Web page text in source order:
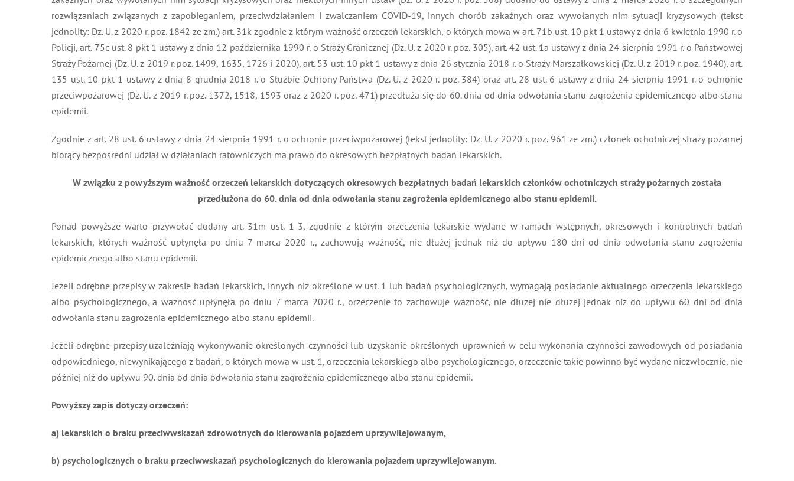
rozwiązaniach związanych z zapobieganiem, przeciwdziałaniem i zwalczaniem COVID-19, innych chorób zakaźnych oraz wywołanych nim sytuacji kryzysowych (tekst
jednolity: Dz. U. z 2020 r. poz. 1842 ze zm.) art. 31k zgodnie z którym ważność orzeczeń lekarskich, o których mowa w art. 71b ust. 10 pkt 1 ustawy z dnia 6 kwietnia 1990 r. o
Policji, art. 75c ust. 8 pkt 1 ustawy z dnia 12 października 1990 r. o Straży Granicznej (Dz. U. z 2020 r. poz. 305), art. 42 ust. 1a ustawy z dnia 24 sierpnia 1991 r. o Państwowej
Straży Pożarnej (Dz. U. z 2019 r. poz. 1499, 1635, 1726 i 2020), art. 53 ust. 10 pkt 1 ustawy z dnia 26 stycznia 2018 r. o Straży Marszałkowskiej (Dz. U. z 2019 r. poz. 1940), art.
135 ust. 10 pkt 1 ustawy z dnia 8 grudnia 2018 r. o Służbie Ochrony Państwa (Dz. U. z 2020 r. poz. 384) oraz art. 28 ust. 6 ustawy z dnia 24 sierpnia 1991 r. o ochronie
przeciwpożarowej (Dz. U. z 2019 r. poz. 1372, 1518, 1593 oraz z 2020 r. poz. 471) przedłuża się do 60. dnia od dnia odwołania stanu zagrożenia epidemicznego albo stanu
epidemii.
Zgodnie z art. 28 ust. 6 ustawy z dnia 24 sierpnia 1991 r. o ochronie przeciwpożarowej (tekst jednolity: Dz. U. z 2020 r. poz. 961 ze zm.) członek ochotniczej straży pożarnej
biorący bezpośredni udział w działaniach ratowniczych ma prawo do okresowych bezpłatnych badań lekarskich.
W związku z powyższym ważność orzeczeń lekarskich dotyczących okresowych bezpłatnych badań lekarskich członków ochotniczych straży pożarnych została
przedłużona do 60. dnia od dnia odwołania stanu zagrożenia epidemicznego albo stanu epidemii.
Ponad powyższe warto przywołać dodany art. 31m ust. 1-3, zgodnie z którym orzeczenia lekarskie wydane w ramach wstępnych, okresowych i kontrolnych badań
lekarskich, których ważność upłynęła po dniu 7 marca 2020 r., zachowują ważność, nie dłużej jednak niż do upływu 180 dni od dnia odwołania stanu zagrożenia
epidemicznego albo stanu epidemii.
Jeżeli odrębne przepisy w zakresie badań lekarskich, innych niż określone w ust. 1 lub badań psychologicznych, wymagają posiadanie aktualnego orzeczenia lekarskiego
albo psychologicznego, a ważność upłynęła po dniu 7 marca 2020 r., orzeczenie to zachowuje ważność, nie dłużej nie dłużej jednak niż do upływu 60 dni od dnia
odwołania stanu zagrożenia epidemicznego albo stanu epidemii.
Jeżeli odrębne przepisy uzależniają wykonywanie określonych czynności lub uzyskanie określonych uprawnień w celu wykonania czynności zawodowych od posiadania
odpowiedniego, niewynikającego z badań, o których mowa w ust. 1, orzeczenia lekarskiego albo psychologicznego, orzeczenie takie powinno być wydane niezwłocznie, nie
później niż do upływu 90. dnia od dnia odwołania stanu zagrożenia epidemicznego albo stanu epidemii.
Powyższy zapis dotyczy orzeczeń:
a) lekarskich o braku przeciwwskazań zdrowotnych do kierowania pojazdem uprzywilejowanym,
b) psychologicznych o braku przeciwwskazań psychologicznych do kierowania pojazdem uprzywilejowanym.